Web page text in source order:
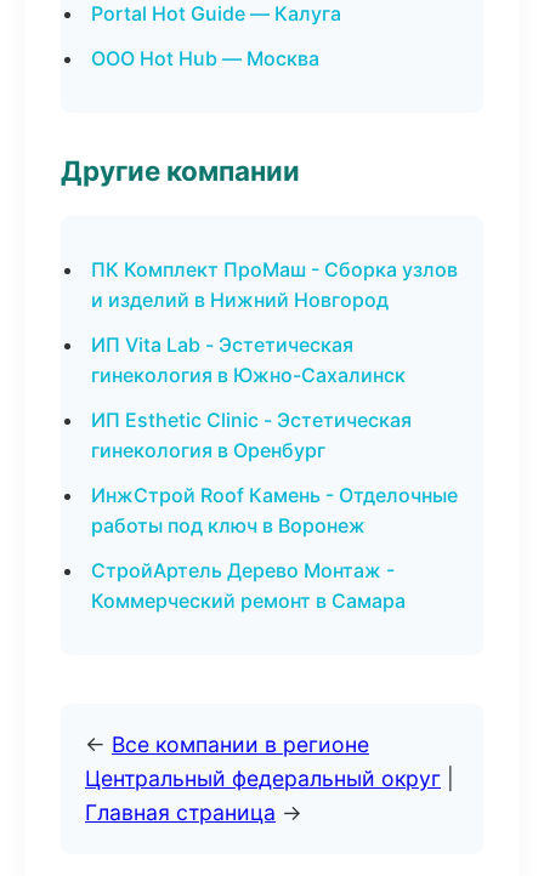
Portal Hot Guide — Калуга
ООО Hot Hub — Москва
Другие компании
ПК Комплект ПроМаш - Сборка узлов
и изделий в Нижний Новгород
ИП Vita Lab - Эстетическая
гинекология в Южно-Сахалинск
ИП Esthetic Clinic - Эстетическая
гинекология в Оренбург
ИнжСтрой Roof Камень - Отделочные
работы под ключ в Воронеж
СтройАртель Дерево Монтаж -
Коммерческий ремонт в Самара
← Все компании в регионе
Центральный федеральный округ
Главная страница →